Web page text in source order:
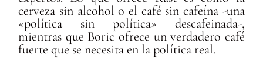
cerveza sin alcohol o el café sin cafeína -una
«política sin política» descafeinada-,
mientras que Boric ofrece un verdadero café
fuerte que se necesita en la política real.